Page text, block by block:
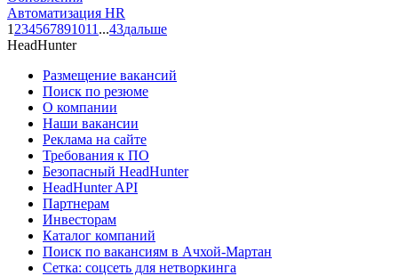
Автоматизация HR
1 234567891011 ...43дальше
HeadHunter
Размещение вакансий
Поиск по резюме
О компании
Наши вакансии
Реклама на сайте
Требования к ПО
Безопасный HeadHunter
HeadHunter API
Партнерам
Инвесторам
Каталог компаний
Поиск по вакансиям в Ачхой-Мартан
Сетка: соцсеть для нетворкинга